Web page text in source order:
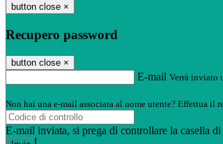
button close ×
Recupero password
button close ×
E-mail Verrà inviato
Non hai una e-mail associata al nome utente? Effettua il
E-mail inviata, si prega di controllare la casella